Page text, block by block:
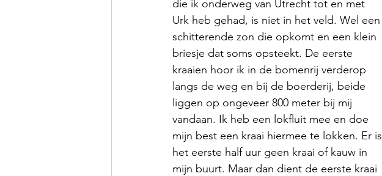
die ik onderweg van Utrecht tot en met
Urk heb gehad, is niet in het veld. Wel een
schitterende zon die opkomt en een klein
briesje dat soms opsteekt. De eerste
kraaien hoor ik in de bomenrij verderop
langs de weg en bij de boerderij, beide
liggen op ongeveer 800 meter bij mij
vandaan. Ik heb een lokfluit mee en doe
mijn best een kraai hiermee te lokken. Er is
het eerste half uur geen kraai of kauw in
mijn buurt. Maar dan dient de eerste kraai